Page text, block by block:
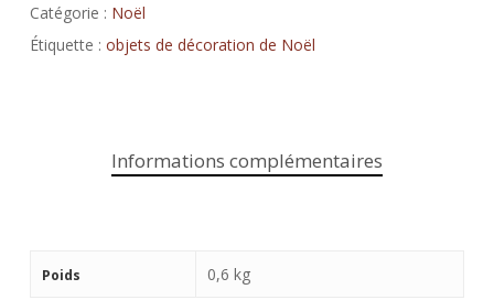
Catégorie : Noël
Étiquette : objets de décoration de Noël
Informations complémentaires
Poids 0,6 kg